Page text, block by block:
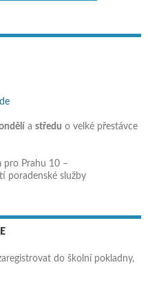
a středu o velké přestávce
pro Prahu 10 –
poradenské služby
do školní pokladny,